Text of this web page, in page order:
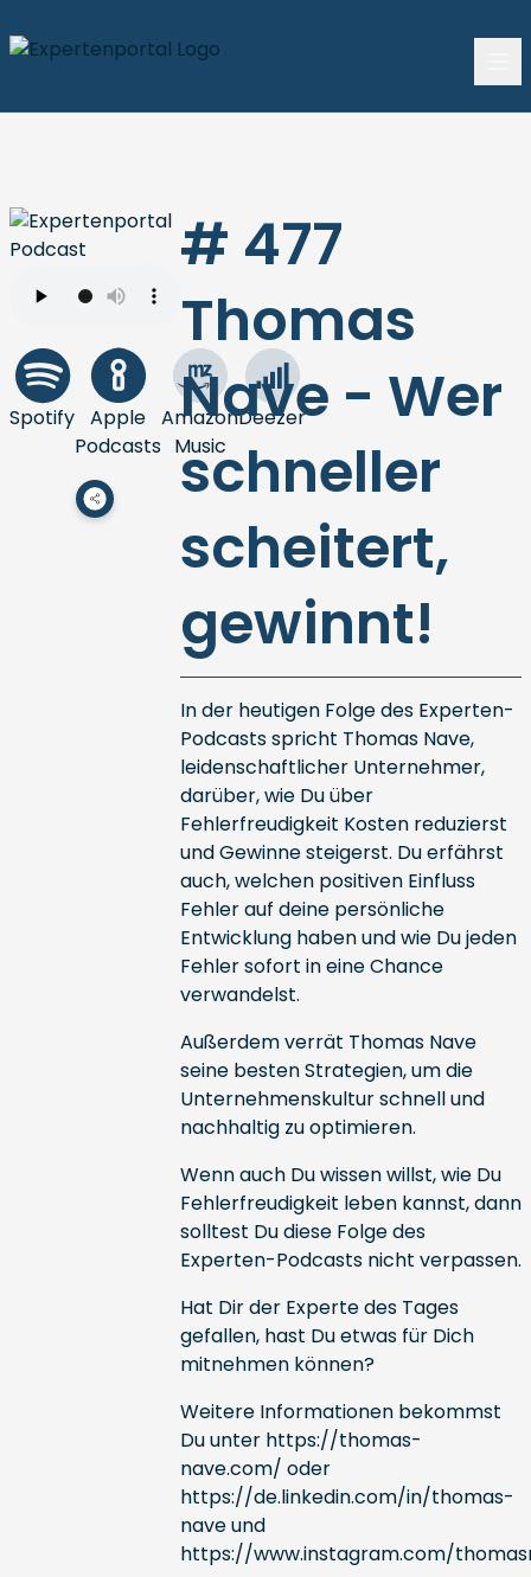
Spotify Apple
Podcasts
Amazon
Music
Deezer
# 477
Thomas
Nave - Wer
schneller
scheitert,
gewinnt!
In der heutigen Folge des Experten-
Podcasts spricht Thomas Nave,
leidenschaftlicher Unternehmer,
darüber, wie Du über
Fehlerfreudigkeit Kosten reduzierst
und Gewinne steigerst. Du erfährst
auch, welchen positiven Einfluss
Fehler auf deine persönliche
Entwicklung haben und wie Du jeden
Fehler sofort in eine Chance
verwandelst.
Außerdem verrät Thomas Nave
seine besten Strategien, um die
Unternehmenskultur schnell und
nachhaltig zu optimieren.
Wenn auch Du wissen willst, wie Du
Fehlerfreudigkeit leben kannst, dann
solltest Du diese Folge des
Experten-Podcasts nicht verpassen.
Hat Dir der Experte des Tages
gefallen, hast Du etwas für Dich
mitnehmen können?
Weitere Informationen bekommst
Du unter https://thomas-
nave.com/ oder
https://de.linkedin.com/in/thomas-
naveund
https://www.instagram.com/